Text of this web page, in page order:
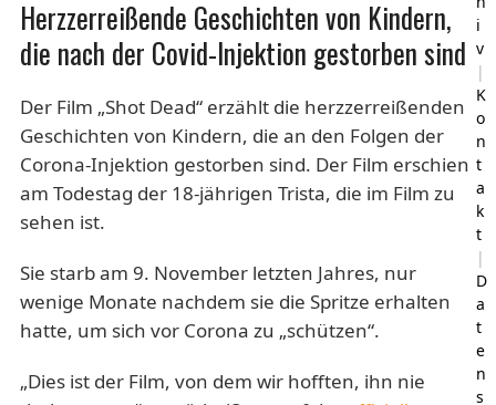
Herzzerreißende Geschichten von Kindern,
die nach der Covid-Injektion gestorben sind
Der Film „Shot Dead“ erzählt die herzzerreißenden
Geschichten von Kindern, die an den Folgen der
Corona-Injektion gestorben sind. Der Film erschien
am Todestag der 18-jährigen Trista, die im Film zu
sehen ist.
Sie starb am 9. November letzten Jahres, nur
wenige Monate nachdem sie die Spritze erhalten
hatte, um sich vor Corona zu „schützen“.
„Dies ist der Film, von dem wir hofften, ihn nie
i
v
|
K
o
n
t
a
k
t
|
D
a
t
e
n
s